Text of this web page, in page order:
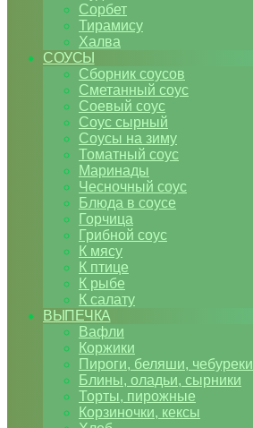
Сорбет
Тирамису
Халва
СОУСЫ
Сборник соусов
Сметанный соус
Соевый соус
Соус сырный
Соусы на зиму
Томатный соус
Маринады
Чесночный соус
Блюда в соусе
Горчица
Грибной соус
К мясу
К птице
К рыбе
К салату
ВЫПЕЧКА
Вафли
Коржики
Пироги, беляши, чебуреки
Блины, оладьи, сырники
Торты, пирожные
Корзиночки, кексы